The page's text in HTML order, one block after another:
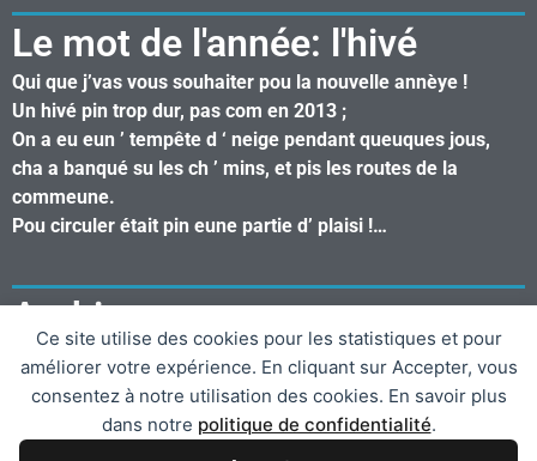
Ce site utilise des cookies pour les statistiques et pour
améliorer votre expérience. En cliquant sur Accepter, vous
consentez à notre utilisation des cookies. En savoir plus
dans notre politique de confidentialité.
Le mot de l'année: l'hivé
Qui que j’vas vous souhaiter pou la nouvelle annèye !
Un hivé pin trop dur, pas com en 2013 ;
On a eu eun ’ tempête d ‘ neige pendant queuques jous,
cha a banqué su les ch ’ mins, et pis les routes de la
commeune.
Pou circuler était pin eune partie d’ plaisi !…
Archives
Mars 2022
Janvier 2021
Janvier 2020